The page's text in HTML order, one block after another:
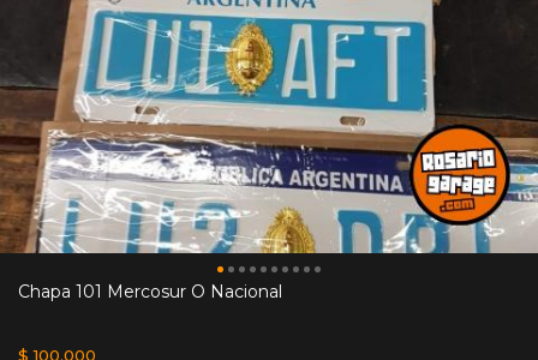
Chapa 101 Mercosur O Nacional
$ 100.000